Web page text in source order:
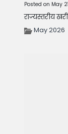
Posted on May
राज्यस्तरीय
May 2026